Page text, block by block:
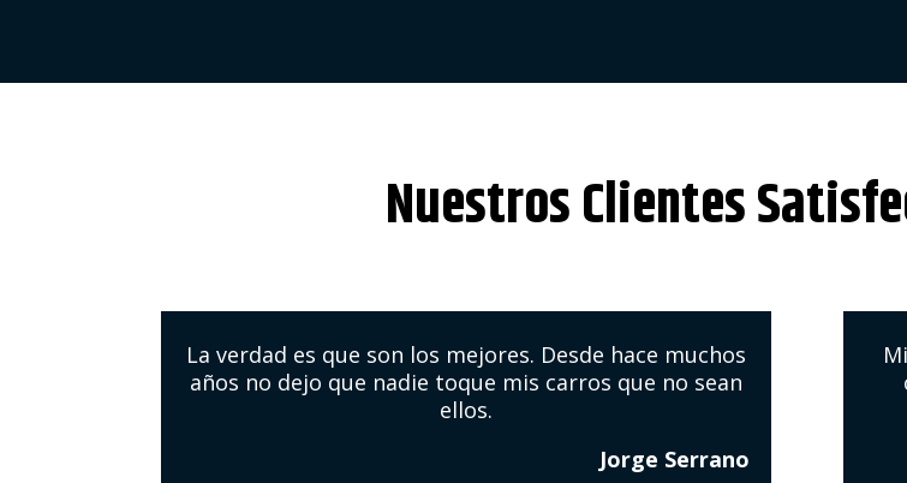
Nuestros Clientes
La verdad es que son los mejores. Desde hace muchos
años no dejo que nadie toque mis carros que no sean
ellos.
Jorge Serrano